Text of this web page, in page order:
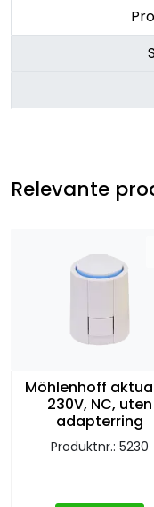
Relevante
Möhlenhoff
230V, NC, uten
adapterring
Produktnr.: 5230